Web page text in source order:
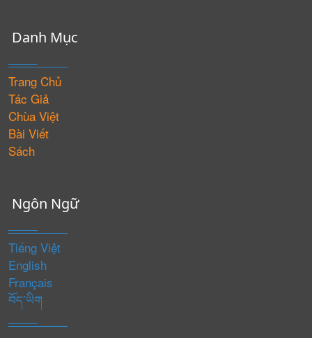
Danh Mục
Trang Chủ
Tác Giả
Chùa Việt
Bài Viết
Sách
Ngôn Ngữ
Tiếng Việt
English
Français
བོད་ཡིག